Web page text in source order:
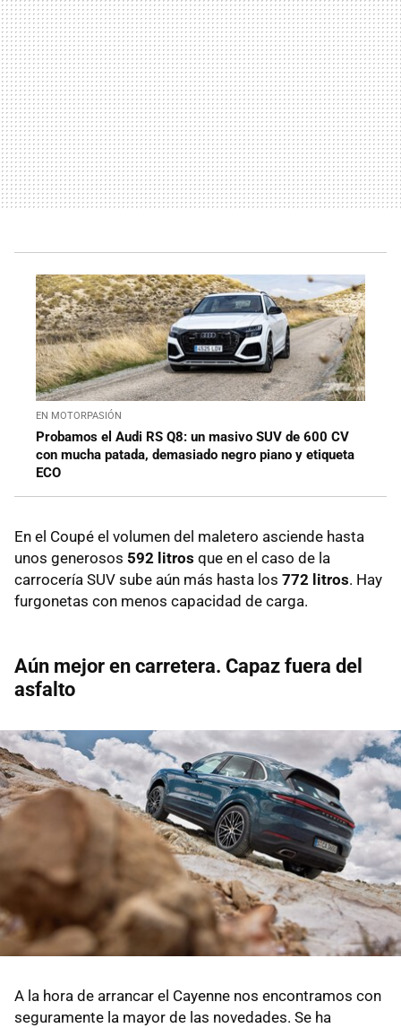
EN MOTORPASIÓN
Probamos el Audi RS Q8: un masivo SUV de 600 CV
con mucha patada, demasiado negro piano y etiqueta
ECO
En el Coupé el volumen del maletero asciende hasta
unos generosos 592 litros que en el caso de la
carrocería SUV sube aún más hasta los 772 litros. Hay
furgonetas con menos capacidad de carga.
Aún mejor en carretera. Capaz fuera del
asfalto
A la hora de arrancar el Cayenne nos encontramos con
seguramente la mayor de las novedades. Se ha